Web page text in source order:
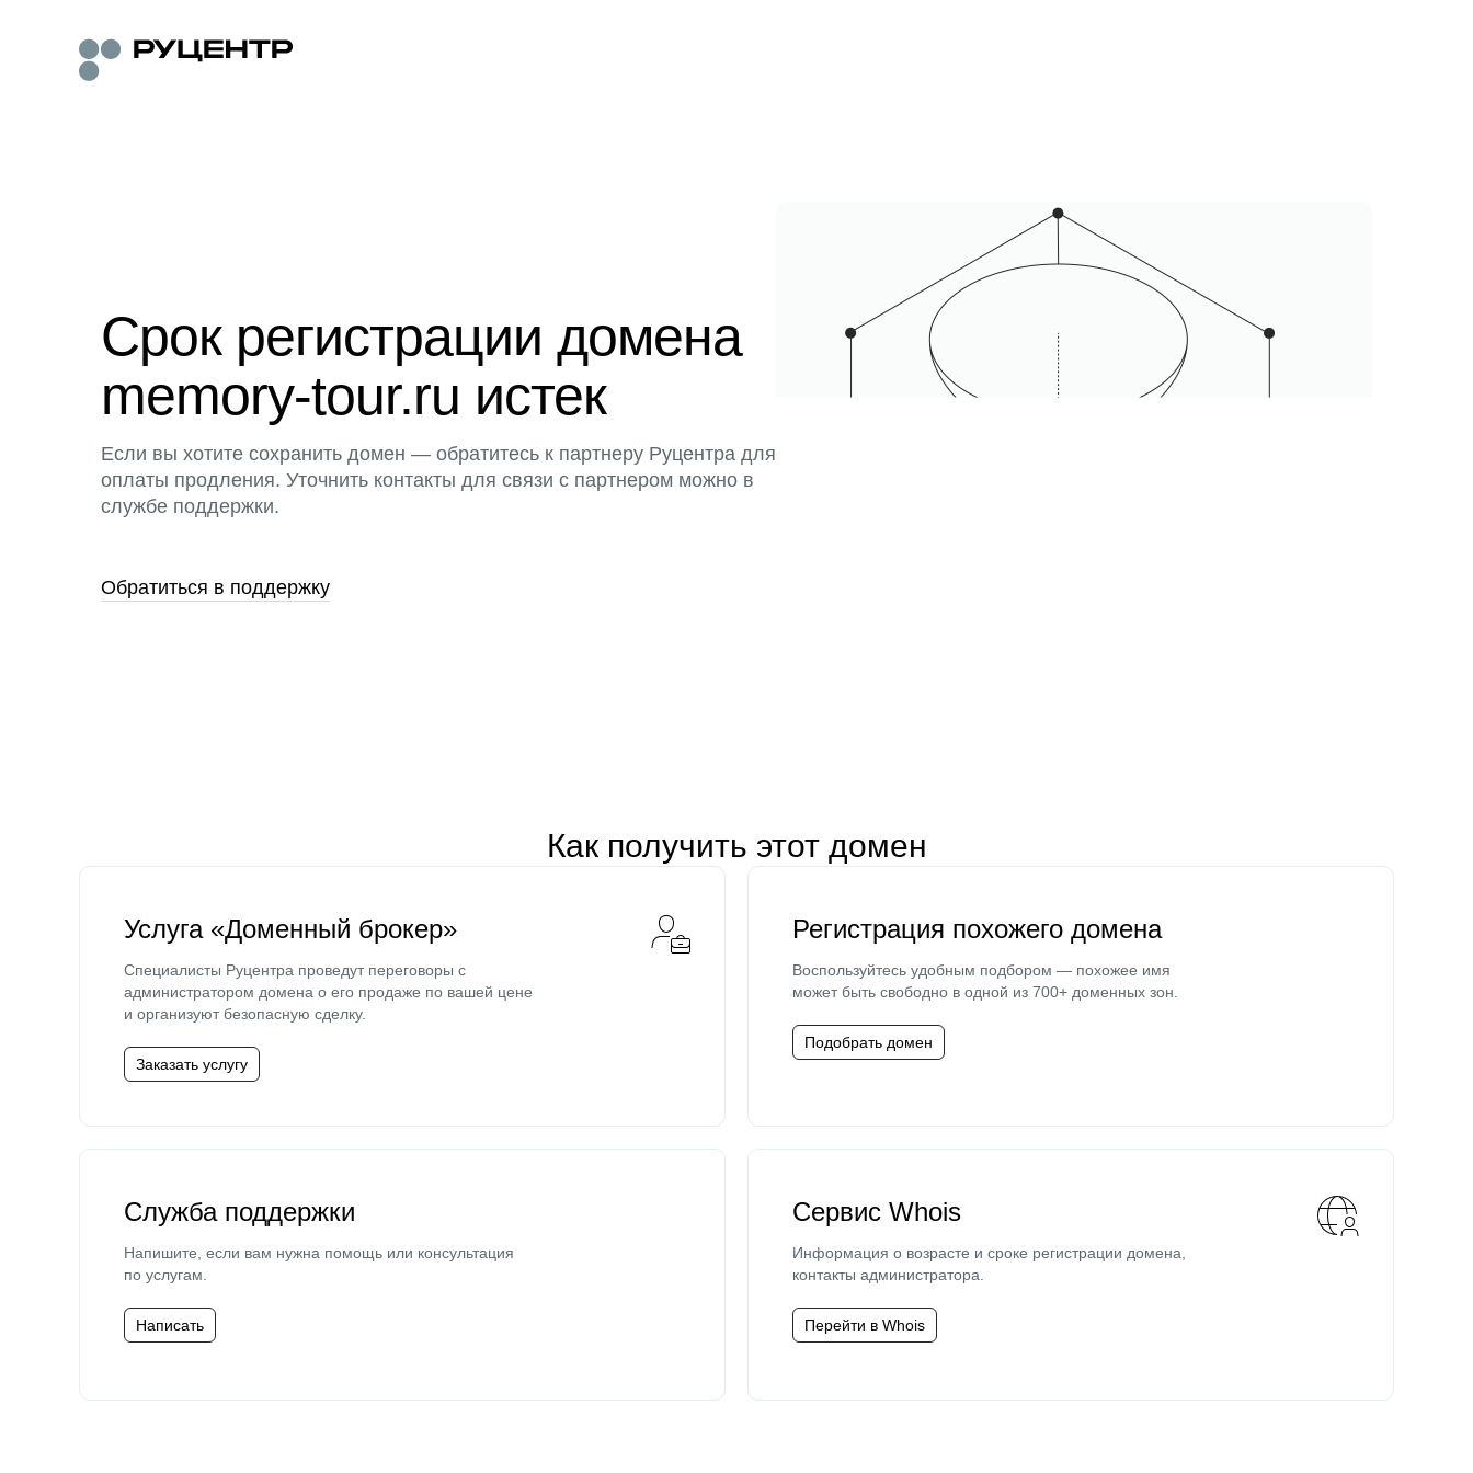
Срок регистрации домена
memory-tour.ru истек
Если вы хотите сохранить домен — обратитесь к партнеру Руцентра для
оплаты продления. Уточнить контакты для связи с партнером можно в
службе поддержки.
Обратиться в поддержку
Как получить этот домен
Услуга «Доменный брокер»
Специалисты Руцентра проведут переговоры с
администратором домена о его продаже по вашей цене
и организуют безопасную сделку.
Заказать услугу
Регистрация похожего домена
Воспользуйтесь удобным подбором — похожее имя
может быть свободно в одной из 700+ доменных зон.
Подобрать домен
Служба поддержки
Напишите, если вам нужна помощь или консультация
по услугам.
Написать
Сервис Whois
Информация о возрасте и сроке регистрации домена,
контакты администратора.
Перейти в Whois